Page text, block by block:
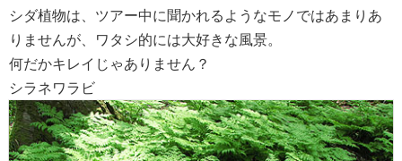
シダ植物は、ツアー中に聞かれるようなモノではあまりあ
りませんが、ワタシ的には大好きな風景。
何だかキレイじゃありません？
シラネワラビ